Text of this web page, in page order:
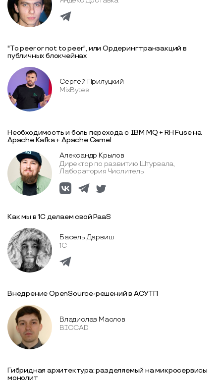
"To peer or not to peer", или Ордеринг транзакций в
публичных блокчейнах
Сергей Прилуцкий
MixBytes
Необходимость и боль перехода с IBM MQ + RH Fuse на
Apache Kafka + Apache Camel
Александр Крылов
Директор по развитию Штурвала,
Лаборатория Числитель
Как мы в 1С делаем свой PaaS
Басель Дарвиш
1С
Внедрение OpenSource-решений в АСУТП
Владислав Маслов
BIOCAD
Гибридная архитектура: разделяемый на микросервисы
монолит